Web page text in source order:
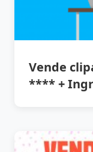
Vende
**** +